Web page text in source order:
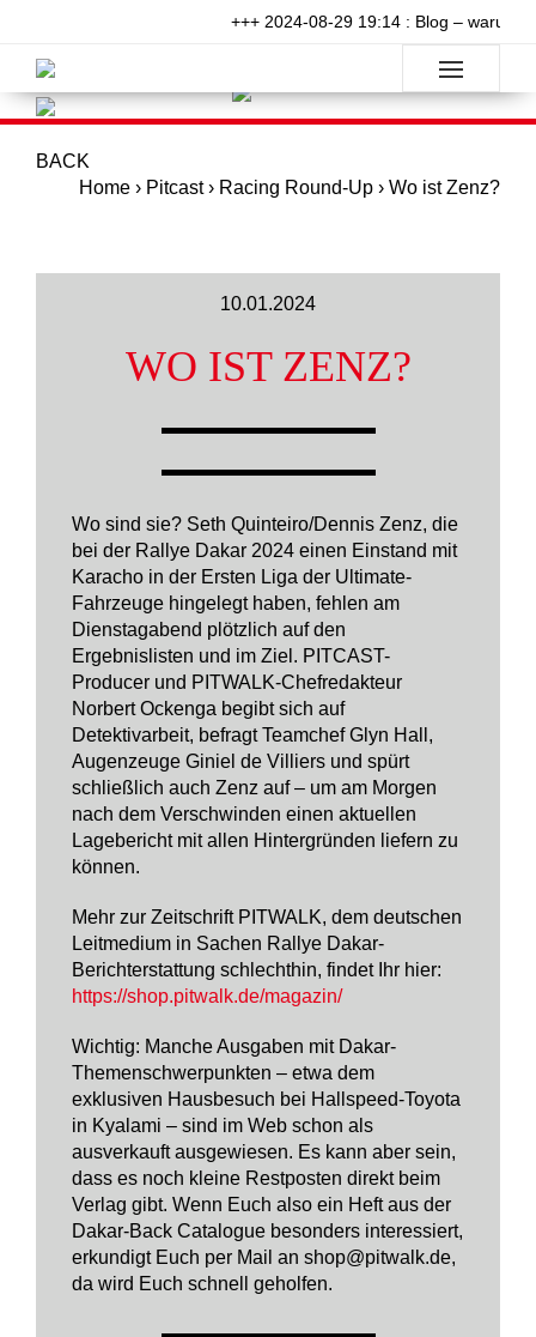
+++ 2024-08-29 19:14 : Blog – warum
BACK
Home › Pitcast› Racing Round-Up › Wo ist Zenz?
10.01.2024
WO IST ZENZ?
Wo sind sie? Seth Quinteiro/Dennis Zenz, die
bei der Rallye Dakar 2024 einen Einstand mit
Karacho in der Ersten Liga der Ultimate-
Fahrzeuge hingelegt haben, fehlen am
Dienstagabend plötzlich auf den
Ergebnislisten und im Ziel. PITCAST-
Producer und PITWALK-Chefredakteur
Norbert Ockenga begibt sich auf
Detektivarbeit, befragt Teamchef Glyn Hall,
Augenzeuge Giniel de Villiers und spürt
schließlich auch Zenz auf – um am Morgen
nach dem Verschwinden einen aktuellen
Lagebericht mit allen Hintergründen liefern zu
können.
Mehr zur Zeitschrift PITWALK, dem deutschen
Leitmedium in Sachen Rallye Dakar-
Berichterstattung schlechthin, findet Ihr hier:
https://shop.pitwalk.de/magazin/
Wichtig: Manche Ausgaben mit Dakar-
Themenschwerpunkten – etwa dem
exklusiven Hausbesuch bei Hallspeed-Toyota
in Kyalami – sind im Web schon als
ausverkauft ausgewiesen. Es kann aber sein,
dass es noch kleine Restposten direkt beim
Verlag gibt. Wenn Euch also ein Heft aus der
Dakar-Back Catalogue besonders interessiert,
erkundigt Euch per Mail an shop@pitwalk.de,
da wird Euch schnell geholfen.